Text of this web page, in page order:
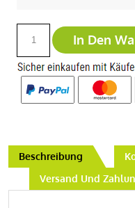
In Den
Beschreibung
Versand Und